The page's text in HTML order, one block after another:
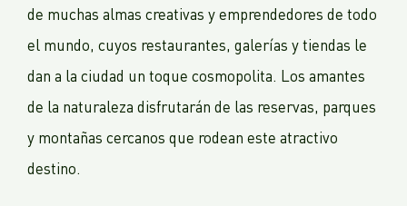
de muchas almas creativas y emprendedores de todo
el mundo, cuyos restaurantes, galerías y tiendas le
dan a la ciudad un toque cosmopolita. Los amantes
de la naturaleza disfrutarán de las reservas, parques
y montañas cercanos que rodean este atractivo
destino.